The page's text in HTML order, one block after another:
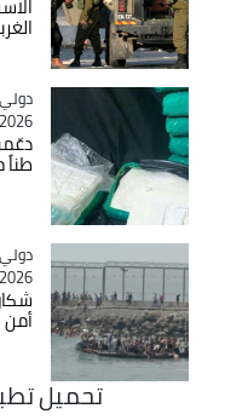
الغربية
Catégorie
دولي
- 21:41
طناً
Catégorie
دولي
- 21:57
أمن
تحميل